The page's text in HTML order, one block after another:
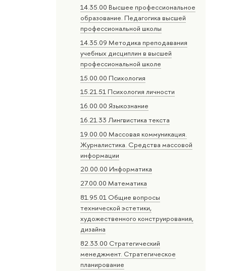
14.35.00 Высшее профессиональное
образование. Педагогика высшей
профессиональной школы
14.35.09 Методика преподавания
учебных дисциплин в высшей
профессиональной школе
15.00.00 Психология
15.21.51 Психология личности
16.00.00 Языкознание
16.21.33 Лингвистика текста
19.00.00 Массовая коммуникация.
Журналистика. Средства массовой
информации
20.00.00 Информатика
27.00.00 Математика
81.95.01 Общие вопросы
технической эстетики,
художественного конструирования,
дизайна
82.33.00 Стратегический
менеджмент. Стратегическое
планирование